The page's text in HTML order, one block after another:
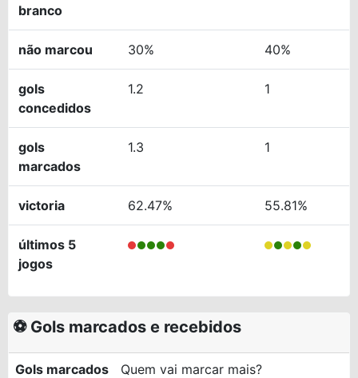
branco
não marcou 30% 40%
gols
concedidos
1.2 1
gols
marcados
1.3 1
victoria 62.47% 55.81%
últimos 5
jogos
⚽ Gols marcados e recebidos
Gols marcados Quem vai marcar mais?